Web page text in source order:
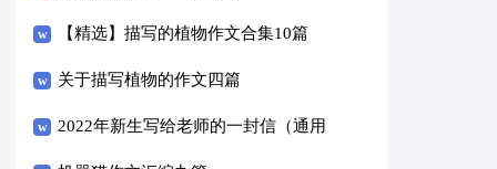
【精选】描写的植物作文合集10篇
关于描写植物的作文四篇
2022年新生写给老师的一封信（通用